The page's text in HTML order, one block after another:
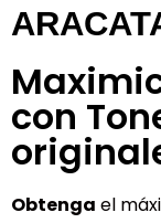
con
Obtenga el